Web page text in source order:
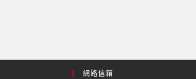
網路信箱